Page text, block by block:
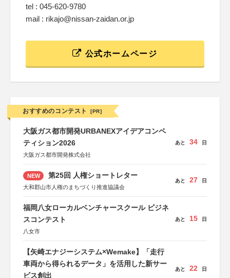
tel : 045-620-9780
mail : rikajo@nissan-zaidan.or.jp
公式ホームページ
おすすめのコンテスト [PR]
大阪ガス都市開発URBANEXアイデアコンペ
ティション2026
大阪ガス都市開発株式会社
あと 34 日
NEW 第25回 人権ショートレター
大和郡山市人権のまちづくり推進協議会
あと 27 日
福岡八女ローカルベンチャースクール ビジネ
スコンテスト
八女市
あと 15 日
【矢崎エナジーシステム×Wemake】「走行
車両から得られるデータ」を活用した新サー
ビス創出
あと 22 日